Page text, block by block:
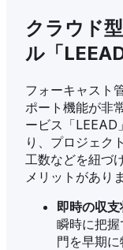
クラウド
ル「LEEAD
フォーキャスト
ポート機能が非
ービス「LEEAD
り、プロジェク
工数などを紐づ
メリットがあり
即時の収
瞬時に把
門を早期に